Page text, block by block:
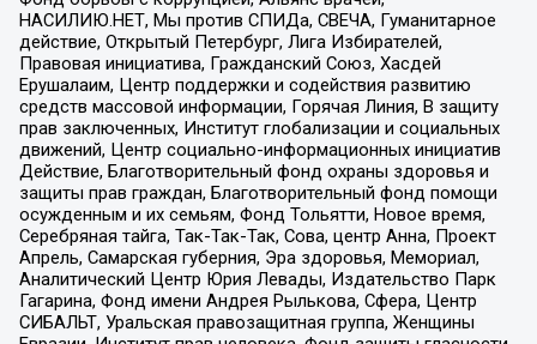
НАСИЛИЮ.НЕТ, Мы против СПИДа, СВЕЧА, Гуманитарное
действие, Открытый Петербург, Лига Избирателей,
Правовая инициатива, Гражданский Союз, Хасдей
Ерушалаим, Центр поддержки и содействия развитию
средств массовой информации, Горячая Линия, В защиту
прав заключенных, Институт глобализации и социальных
движений, Центр социально-информационных инициатив
Действие, Благотворительный фонд охраны здоровья и
защиты прав граждан, Благотворительный фонд помощи
осужденным и их семьям, Фонд Тольятти, Новое время,
Серебряная тайга, Так-Так-Так, Сова, центр Анна, Проект
Апрель, Самарская губерния, Эра здоровья, Мемориал,
Аналитический Центр Юрия Левады, Издательство Парк
Гагарина, Фонд имени Андрея Рылькова, Сфера, Центр
СИБАЛЬТ, Уральская правозащитная группа, Женщины